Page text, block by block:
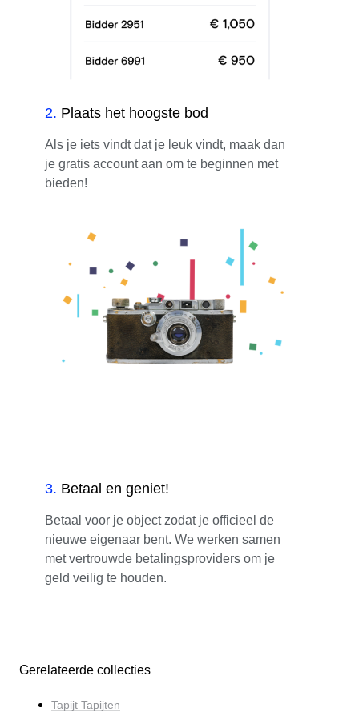
2. Plaats het hoogste bod
Als je iets vindt dat je leuk vindt, maak dan
je gratis account aan om te beginnen met
bieden!
3. Betaal en geniet!
Betaal voor je object zodat je officieel de
nieuwe eigenaar bent. We werken samen
met vertrouwde betalingsproviders om je
geld veilig te houden.
Gerelateerde collecties
Tapijt Tapijten